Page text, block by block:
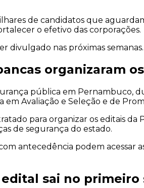
de candidatos que
o efetivo das corporações.
divulgado nas próximas
organizaram
pública em Pernambuco,
em Avaliação e Seleção e de
para organizar os editais
de segurança do estado.
antecedência podem acessar
sai no primeiro